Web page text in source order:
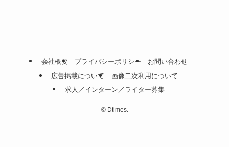
会社概要 プライバシーポリシー
お問い合わせ
広告掲載について
画像二次利用について
求人／インターン／ライター募集
©Dtimes.